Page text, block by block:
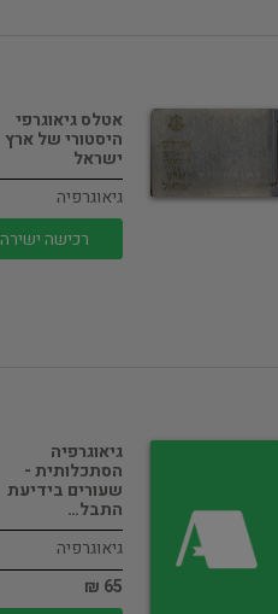
אטלס גיאוגרפי
היסטורי של ארץ
ישראל
גיאוגרפיה
רכישה ישירה
גיאוגרפיה
הסתכלותית -
שעורים בידיעת
התבל…
גיאוגרפיה
65 ₪